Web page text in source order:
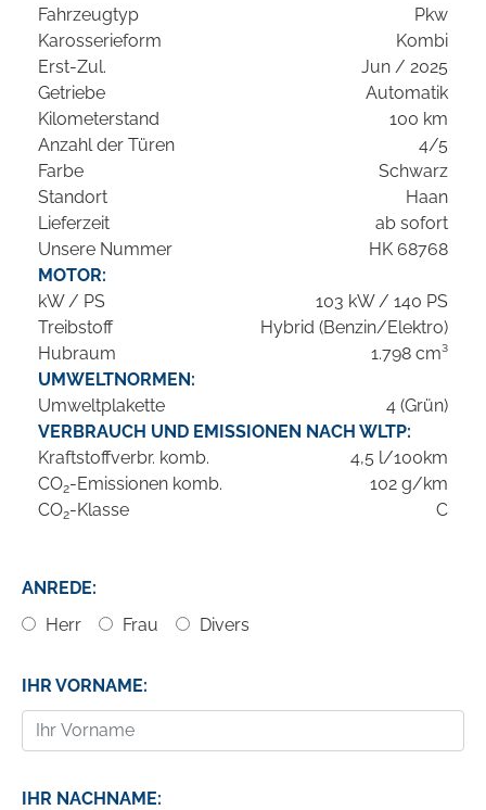
Fahrzeugtyp
Pkw
Karosserieform
Kombi
Erst-Zul.
Jun / 2025
Getriebe
Automatik
Kilometerstand
100 km
Anzahl der Türen
4/5
Farbe
Schwarz
Standort
Haan
Lieferzeit
ab sofort
Unsere Nummer
HK 68768
MOTOR:
kW / PS
103 kW / 140 PS
Treibstoff
Hybrid (Benzin/Elektro)
Hubraum
1.798 cm³
UMWELTNORMEN:
Umweltplakette
4 (Grün)
VERBRAUCH UND EMISSIONEN NACH WLTP:
Kraftstoffverbr. komb.
4,5 l/100km
CO2-Emissionen komb.
102 g/km
CO2-Klasse C
ANREDE:
Herr
Frau Divers
IHR VORNAME:
IHR NACHNAME: